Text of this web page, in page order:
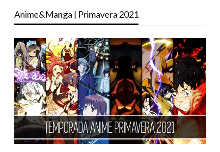
Anime&Manga | Primavera 2021